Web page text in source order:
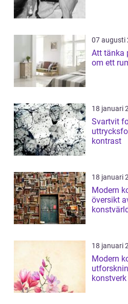
07 augusti
Att tänka
om ett
18 januari
Svartvit
kontrast
18 januari
Modern
översikt
18 januari
Modern
konstverk